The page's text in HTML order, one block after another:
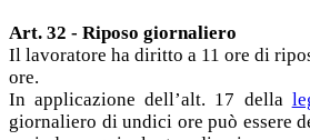
Art. 32 - Riposo giornaliero
Il lavoratore ha diritto a 11 ore di
ore.
In applicazione dell’alt. 17 della
giornaliero di undici ore può essere